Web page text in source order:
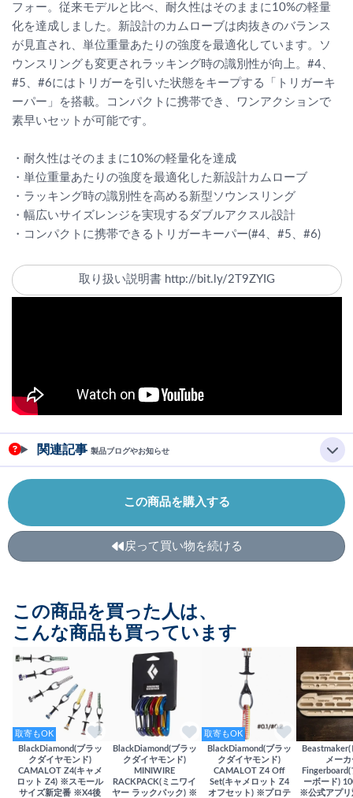
フォー。従来モデルと比べ、耐久性はそのままに10%の軽量
化を達成しました。新設計のカムローブは肉抜きのバランス
が見直され、単位重量あたりの強度を最適化しています。ソ
ウンスリングも変更されラッキング時の識別性が向上。#4、
#5、#6にはトリガーを引いた状態をキープする「トリガーキ
ーパー」を搭載。コンパクトに携帯でき、ワンアクションで
素早いセットが可能です。
・耐久性はそのままに10%の軽量化を達成
・単位重量あたりの強度を最適化した新設計カムローブ
・ラッキング時の識別性を高める新型ソウンスリング
・幅広いサイズレンジを実現するダブルアクスル設計
・コンパクトに携帯できるトリガーキーパー(#4、#5、#6)
取り扱い説明書 http://bit.ly/2T9ZYIG
関連記事 製品ブログやお知らせ
この商品を購入する
戻って買い物を続ける
この商品を買った人は、
こんな商品も買っています
取寄もOK
BlackDiamond(ブラッ
クダイヤモンド)
CAMALOT Z4(キャメ
ロット Z4) ※スモール
サイズ新定番 ※X4後
BlackDiamond(ブラッ
クダイヤモンド)
MINIWIRE
RACKPACK(ミニワイ
ヤー ラックパック) ※
取寄もOK
BlackDiamond(ブラッ
クダイヤモンド)
CAMALOT Z4 Off
Set(キャメロット Z4
オフセット) ※プロテ
メーカ
ーボード)
※公式アプ